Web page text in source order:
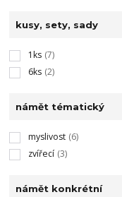
kusy, sety, sady
1ks (7)
6ks (2)
námět tématický
myslivost (6)
zvířecí (3)
námět konkrétní